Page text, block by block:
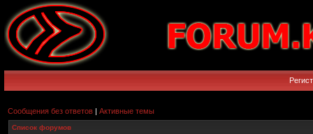
Сообщения без ответов | Активные темы
Список форумов